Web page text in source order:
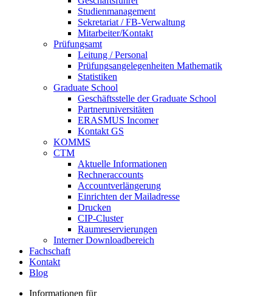
Studienmanagement
Sekretariat / FB-Verwaltung
Mitarbeiter/Kontakt
Prüfungsamt
Leitung / Personal
Prüfungsangelegenheiten Mathematik
Statistiken
Graduate School
Geschäftsstelle der Graduate School
Partneruniversitäten
ERASMUS Incomer
Kontakt GS
KOMMS
CTM
Aktuelle Informationen
Rechneraccounts
Accountverlängerung
Einrichten der Mailadresse
Drucken
CIP-Cluster
Raumreservierungen
Interner Downloadbereich
Fachschaft
Kontakt
Blog
Informationen für